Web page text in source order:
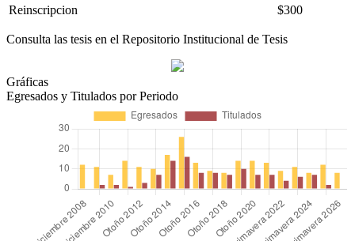
Reinscripcion
$300
Consulta las tesis en el Repositorio Institucional de Tesis
Gráficas
Egresados y Titulados por Periodo